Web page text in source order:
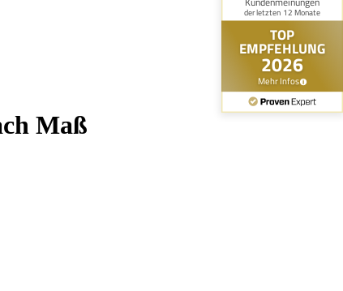
Maß